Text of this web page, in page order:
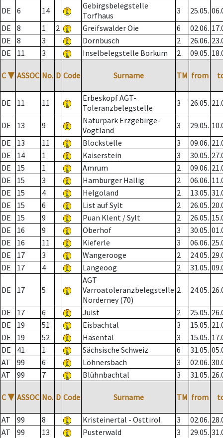
DE
6 14
Gebirgsbelegstelle
Torfhaus
3 25.05.
DE
8 1 2 Greifswalder Oie 6 02.06.
DE
8 3 Dornbusch 2 26.06.
DE
11 3 Inselbelegstelle Borkum 2 09.05.
C ▼ ASSOC No. D Code Surname TM from
DE 11 11
Erbeskopf AGT-
Toleranzbelegstelle
3 26.05.
DE 13 9
Naturpark Erzgebirge-
Vogtland
3 29.05.
DE
13 11 Blockstelle 3 09.06.
DE
14 1 Kaiserstein 3 30.05.
DE
15 1 Amrum 2 09.06.
DE
15 3 Hamburger Hallig 2 06.06.
DE
15 4 Helgoland 2 13.05.
DE
15 6 List auf Sylt 2 26.05.
DE
15 9 Puan Klent / Sylt 2 26.05.
DE
16 9 Oberhof 3 30.05.
DE
16 11 Kieferle 3 06.06.
DE
17 3 Wangerooge 2 24.05.
DE
17 4 Langeoog 2 31.05.
DE 17 5
AGT
Varroatoleranzbelegstelle
Norderney (70)
2 24.05.
DE 17 6 Juist 2 25.05.
DE
19 51 Eisbachtal 3 15.05.
DE
19 52 Hasental 3 15.05.
DE
41 1 Sächsische Schweiz 6 31.05.
AT
99 6 Löhnersbach 3 02.06.
AT
99 7 Blühnbachtal 3 31.05.
C ▼ ASSOC No. D Code Surname TM from
AT 99 8 Kristeinertal - Osttirol 3 02.06.
AT
99 13 Pusterwald 3 29.05.